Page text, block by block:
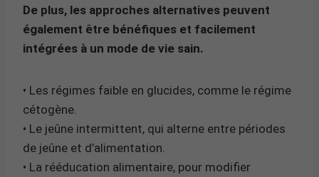
De plus, les approches alternatives peuvent
également être bénéfiques et facilement
intégrées à un mode de vie sain.
• Les régimes faible en glucides, comme le régime
cétogène.
• Le jeûne intermittent, qui alterne entre périodes
de jeûne et d’alimentation.
• La rééducation alimentaire, pour modifier